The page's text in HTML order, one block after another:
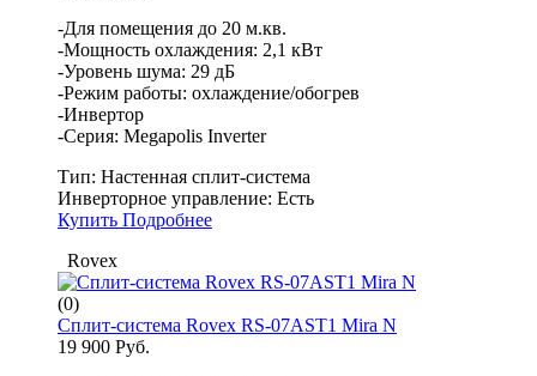
-Для помещения до 20 м.кв.
-Мощность охлаждения: 2,1 кВт
-Уровень шума: 29 дБ
-Режим работы: охлаждение/обогрев
-Инвертор
-Серия: Megapolis Inverter
Тип: Настенная сплит-система
Инверторное управление: Есть
Купить Подробнее
Rovex
(0)
Сплит-система Rovex RS-07AST1 Mira N
19 900 Руб.